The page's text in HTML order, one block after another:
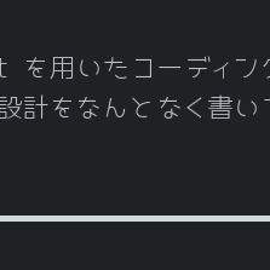
を用いたコーディン
計をなんとなく書い